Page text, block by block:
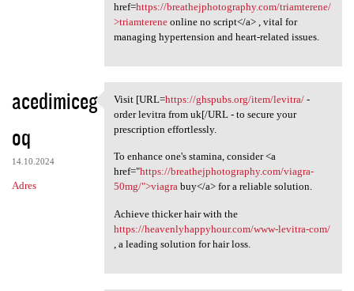
href=https://breathejphotography.com/triamterene/
>triamtereneonline no script</a> , vital for
managing hypertension and heart-related issues.
acedimiceg
oq
14.10.2024
Adres
Visit [URL=https://ghspubs
Visit [URL=https://ghspubs.org/item/levitra/-
order levitra from uk[/URL - to secure your
prescription effortlessly.
To enhance one's stamina, consider <a
href="https://breathejphotography.com/viagra-
50mg/">viagrabuy</a> for a reliable solution.
Achieve thicker hair with the
https://heavenlyhappyhour.com/www-levitra-com/
, a leading solution for hair loss.